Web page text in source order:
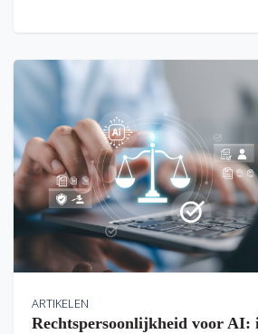
ARTIKELEN
Rechtspersoonlijkheid voor AI: